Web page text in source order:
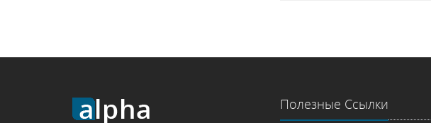
Полезные Ссылки